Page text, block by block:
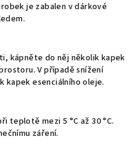
je zabalen v dárkové
kápněte do něj několik kapek
V případě snížení
esenciálního oleje.
teplotě mezi 5 °C až 30 °C.
záření.